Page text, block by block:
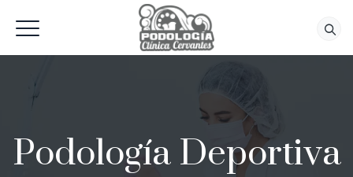
Podología Deportiva